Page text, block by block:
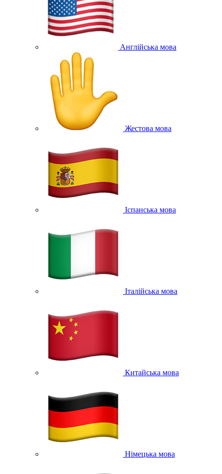
Англійська мова
Жестова мова
Іспанська мова
Італійська мова
Китайська мова
Німецька мова